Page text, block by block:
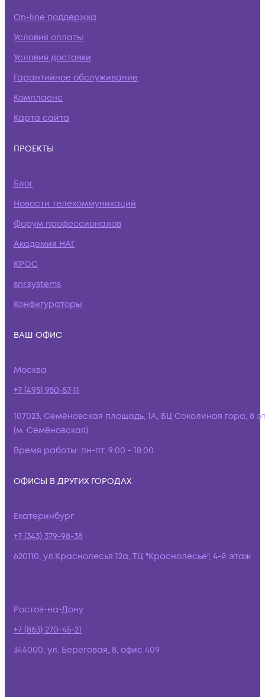
On-line поддержка
Условия оплаты
Условия доставки
Гарантийное обслуживание
Комплаенс
Карта сайта
ПРОЕКТЫ
Блог
Новости телекоммуникаций
Форум профессионалов
Академия НАГ
КРОС
snr.systems
Конфигураторы
ВАШ ОФИС
Москва
+7 (495) 950-57-11
107023, Семёновская площадь, 1А, БЦ Соколиная гора, 8
(м. Семёновская)
Время работы: пн-пт, 9:00 - 18:00
ОФИСЫ В ДРУГИХ ГОРОДАХ
Екатеринбург
+7 (343) 379-98-38
620110, ул.Краснолесья 12а, ТЦ "Краснолесье", 4-й этаж
Ростов-на-Дону
+7 (863) 270-45-21
344000, ул. Береговая, 8, офис 409